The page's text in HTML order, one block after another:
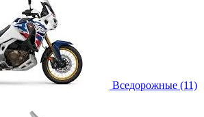
Вседорожные (11)